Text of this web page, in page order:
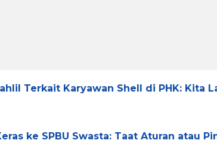
Terkait Karyawan Shell di PHK: Kita
ke SPBU Swasta: Taat Aturan atau